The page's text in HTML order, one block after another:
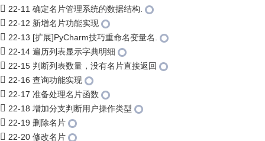
22-11 确定名片管理系统的数据结构.
22-12 新增名片功能实现
22-13 [扩展]PyCharm技巧重命名变量名.
22-14 遍历列表显示字典明细
22-15 判断列表数量，没有名片直接返回
22-16 查询功能实现
22-17 准备处理名片函数
22-18 增加分支判断用户操作类型
22-19 删除名片
22-20 修改名片